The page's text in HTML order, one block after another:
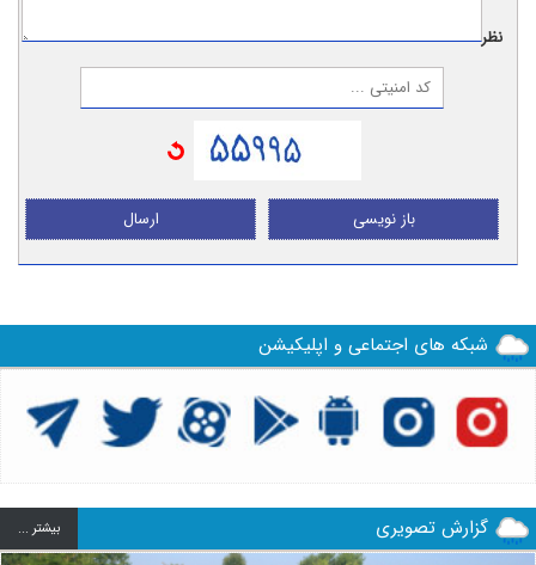
نظر:
ارسال باز نویسی
شبکه های اجتماعی و اپلیکیشن
گزارش تصویری بيشتر ...